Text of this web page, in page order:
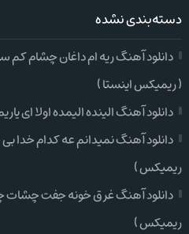
دسته‌بندی نشده
دانلود آهنگ ریه ام داغان چشام
( ریمیکس اینستا )
دانلود آهنگ الینده الیمده اولا ای
دانلود آهنگ نمیدانم عه کدام خدا بی
ریمیکس )
دانلود آهنگ غرق خونه جفت چشات
ریمیکس )